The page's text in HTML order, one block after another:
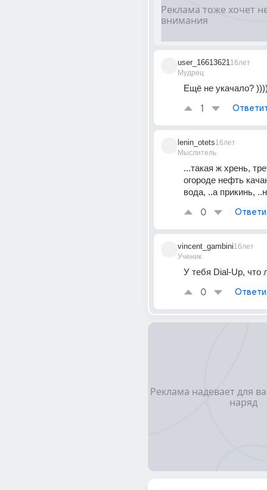
user_16613621
Мудрец
16лет
Ещё не укачало?
1
lenin_otets
Мыслитель
16лет
...такая ж хрень,
огороде нефть
вода, ..а прикинь,
0
vincent_gambini
Ученик
16лет
У тебя Dial-Up, что
0